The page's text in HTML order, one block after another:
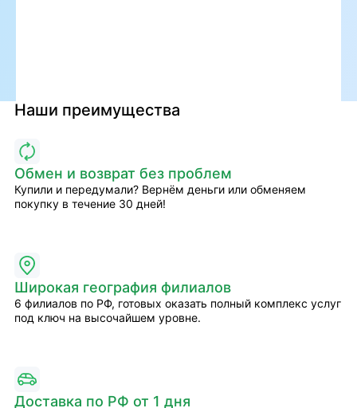
Наши преимущества
Обмен и возврат без проблем
Купили и передумали? Вернём деньги или обменяем
покупку в течение 30 дней!
Широкая география филиалов
6 филиалов по РФ, готовых оказать полный комплекс услуг
под ключ на высочайшем уровне.
Доставка по РФ от 1 дня